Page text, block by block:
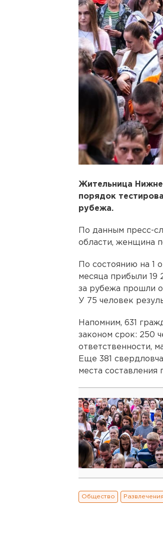
Жительница
порядок
рубежа.
По данным пресс-
области, женщина
По состоянию на 1
месяца прибыли 19
за рубежа прошли
У 75 человек
Напомним, 631
законом срок: 250
ответственности,
Еще 381
места
Общество